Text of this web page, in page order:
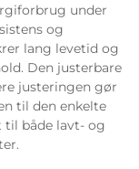
under
og
lang levetid og
Den justerbare
justeringen gør
til den enkelte
til både lavt- og